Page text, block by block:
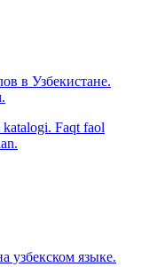
в Узбекистане.
Faqt faol
узбекском языке.